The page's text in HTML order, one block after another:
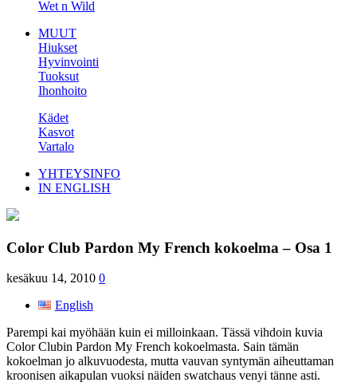
Wet n Wild
MUUT
Hiukset
Hyvinvointi
Tuoksut
Ihonhoito
Kädet
Kasvot
Vartalo
YHTEYSINFO
IN ENGLISH
Color Club Pardon My French kokoelma – Osa 1
kesäkuu 14, 2010 0
English
Parempi kai myöhään kuin ei milloinkaan. Tässä vihdoin kuvia
Color Clubin Pardon My French kokoelmasta. Sain tämän
kokoelman jo alkuvuodesta, mutta vauvan syntymän aiheuttaman
kroonisen aikapulan vuoksi näiden swatchaus venyi tänne asti.